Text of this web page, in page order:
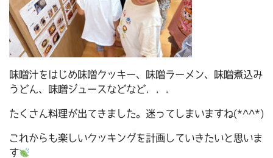
味噌汁をはじめ味噌クッキー、味噌ラーメン、味噌煮込み
うどん、味噌ジュースなどなど．．．
たくさん料理が出てきました。迷ってしまいますね(*^^*)
これからも楽しいクッキングを計画していきたいと思いま
す